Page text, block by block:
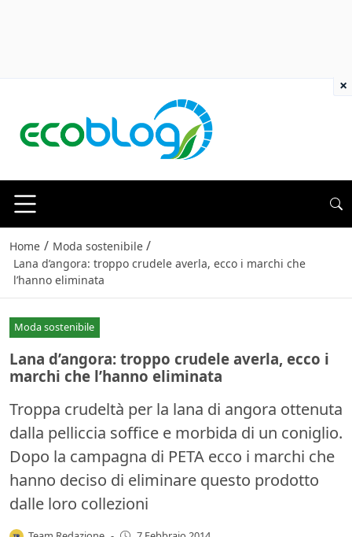
Home / Moda sostenibile /
Lana d’angora: troppo crudele averla, ecco i marchi che
l’hanno eliminata
Moda sostenibile
Lana d’angora: troppo crudele averla, ecco i
marchi che l’hanno eliminata
Troppa crudeltà per la lana di angora ottenuta
dalla pelliccia soffice e morbida di un coniglio.
Dopo la campagna di PETA ecco i marchi che
hanno deciso di eliminare questo prodotto
dalle loro collezioni
×